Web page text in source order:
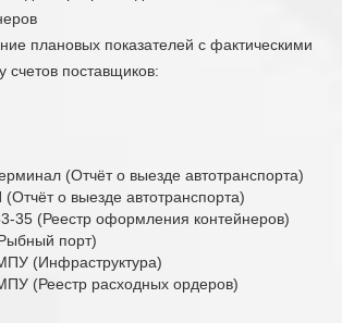
плановых показателей с фактическими
счетов поставщиков:
(Отчёт о выезде автотранспорта)
о выезде автотранспорта)
35 (Реестр оформления контейнеров)
порт)
(Инфраструктура)
(Реестр расходных ордеров)